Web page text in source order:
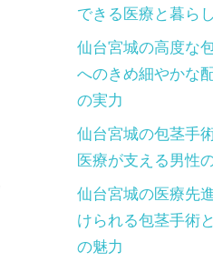
できる医療と暮ら
仙台宮城の高度な
へのきめ細やかな
の実力
仙台宮城の包茎手
医療が支える男性
仙台宮城の医療先
けられる包茎手術
の魅力